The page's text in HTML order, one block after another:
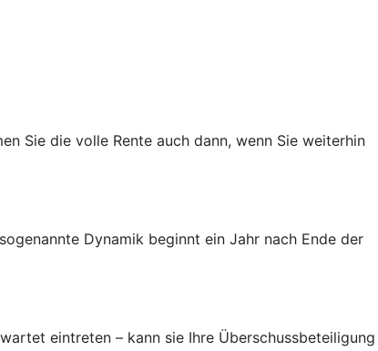
Sie die volle Rente auch dann, wenn Sie weiterhin
Dynamik beginnt ein Jahr nach Ende der
eintreten – kann sie Ihre Überschussbeteiligung